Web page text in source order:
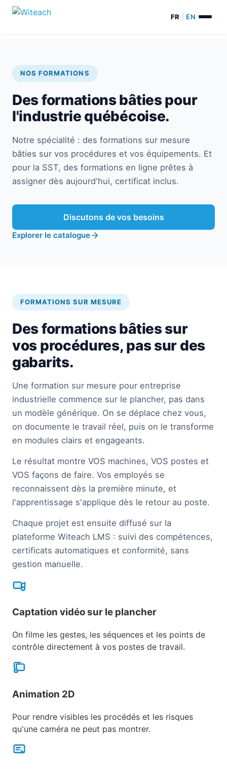
FR EN
NOS FORMATIONS
Des formations bâties pour
l'industrie québécoise.
Notre spécialité : des formations sur mesure
bâties sur vos procédures et vos équipements. Et
pour la SST, des formations en ligne prêtes à
assigner dès aujourd'hui, certificat inclus.
Discutons de vos besoins
Explorer le catalogue
FORMATIONS SUR MESURE
Des formations bâties sur
vos procédures, pas sur des
gabarits.
Une formation sur mesure pour entreprise
industrielle commence sur le plancher, pas dans
un modèle générique. On se déplace chez vous,
on documente le travail réel, puis on le transforme
en modules clairs et engageants.
Le résultat montre VOS machines, VOS postes et
VOS façons de faire. Vos employés se
reconnaissent dès la première minute, et
l'apprentissage s'applique dès le retour au poste.
Chaque projet est ensuite diffusé sur la
plateforme Witeach LMS : suivi des compétences,
certificats automatiques et conformité, sans
gestion manuelle.
Captation vidéo sur le plancher
On filme les gestes, les séquences et les points de
contrôle directement à vos postes de travail.
Animation 2D
Pour rendre visibles les procédés et les risques
qu'une caméra ne peut pas montrer.